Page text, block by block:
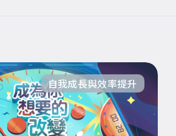
自我成長與效率提升